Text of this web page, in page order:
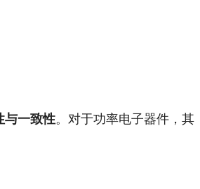
与一致性。对于功率电子器件，其